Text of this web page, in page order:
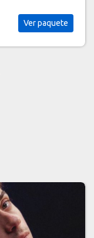
Ver paquete